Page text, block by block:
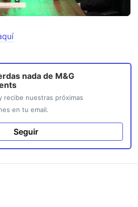
nada de M&G
recibe nuestras próximas
en tu email.
Seguir